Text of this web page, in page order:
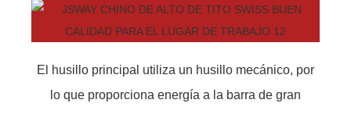
El husillo principal utiliza un husillo mecánico, por
lo que proporciona energía a la barra de gran